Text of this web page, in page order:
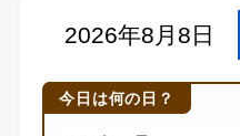
今日は何の日？